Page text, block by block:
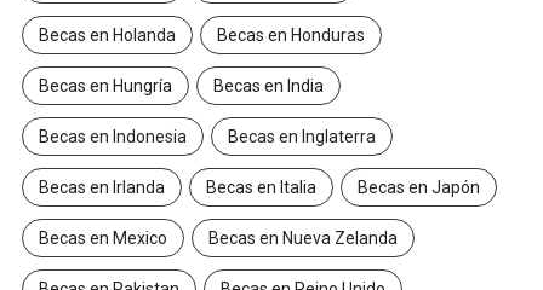
Becas en Holanda Becas en Honduras
Becas en Hungría Becas en India
Becas en Indonesia Becas en Inglaterra
Becas en Irlanda Becas en Italia Becas en Japón
Becas en Mexico Becas en Nueva Zelanda